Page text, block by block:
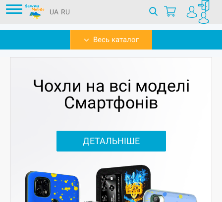
UA RU
Весь каталог
Чохли на всі моделі
Смартфонів
ДЕТАЛЬНІШЕ